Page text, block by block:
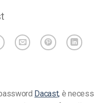
Dacast, è